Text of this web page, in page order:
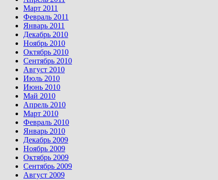
Март 2011
Февраль 2011
Январь 2011
Декабрь 2010
Ноябрь 2010
Октябрь 2010
Сентябрь 2010
Август 2010
Июль 2010
Июнь 2010
Май 2010
Апрель 2010
Март 2010
Февраль 2010
Январь 2010
Декабрь 2009
Ноябрь 2009
Октябрь 2009
Сентябрь 2009
Август 2009